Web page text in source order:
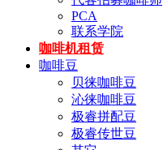
PCA
联系学院
咖啡机租赁
咖啡豆
贝徕咖啡豆
沁徕咖啡豆
极睿拼配豆
极睿传世豆